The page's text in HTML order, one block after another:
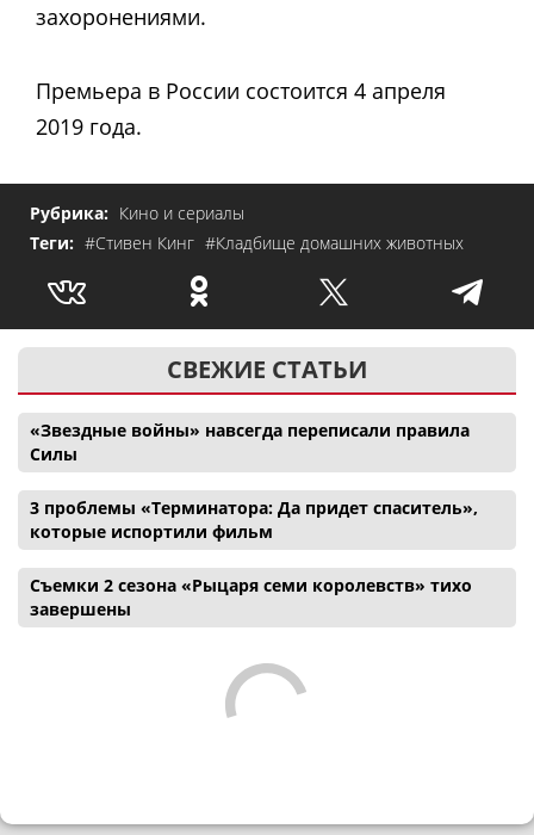
захоронениями.
Премьера в России состоится 4 апреля
2019 года.
Рубрика: Кино и сериалы
Теги: #Стивен Кинг #Кладбище домашних животных
СВЕЖИЕ СТАТЬИ
«Звездные войны» навсегда переписали правила
Силы
3 проблемы «Терминатора: Да придет спаситель»,
которые испортили фильм
Съемки 2 сезона «Рыцаря семи королевств» тихо
завершены